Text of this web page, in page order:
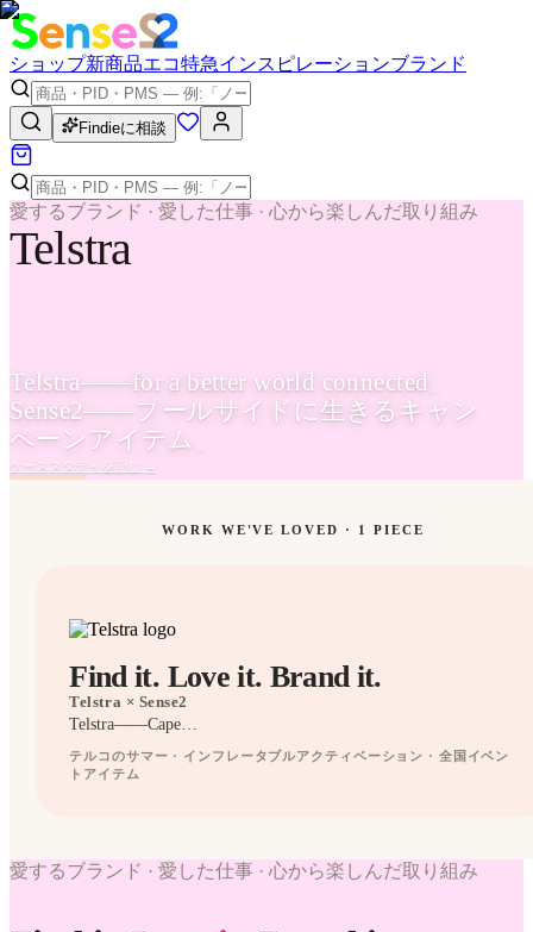
ショップ新商品エコ特急インスピレーションブランド
Findieに相談
愛するブランド · 愛した仕事 · 心から楽しんだ取り組み
Telstra
Telstra——for a better world connected。
Sense2——プールサイドに生きるキャン
ペーンアイテム。
ケーススタディを読む →
WORK WE'VE LOVED · 1 PIECE
Find it. Love it. Brand it.
Telstra × Sense2
Telstra——Cape…
テルコのサマー · インフレータブルアクティベーション · 全国イベン
トアイテム
WORK
WE'VE
愛するブランド · 愛した仕事 · 心から楽しんだ取り組み